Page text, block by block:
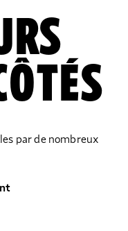
par de nombreux